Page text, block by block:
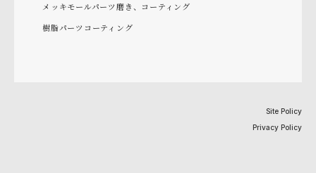
メッキモールパーツ磨き、コーティング
樹脂パーツコーティング
Site Policy
Privacy Policy